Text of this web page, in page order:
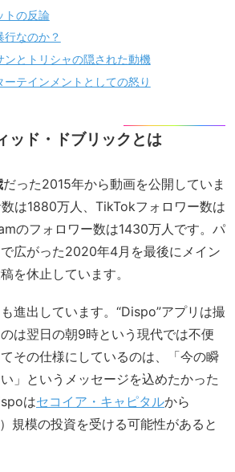
トの反論
行なのか？
ンとトリシャの隠された動機
ーテインメントとしての怒り
ッド・ドブリックとは
だった2015年から動画を公開していま
は1880万人、TikTokフォロワー数は
のフォロワー数は1430万人です。パ
広がった2020年4月を最後にメイン
を休止しています。
進出しています。“Dispo”アプリは撮
は翌日の朝9時という現代では不便
その仕様にしているのは、「今の瞬
」というメッセージを込めたかった
はセコイア・キャピタルから
規模の投資を受ける可能性があると